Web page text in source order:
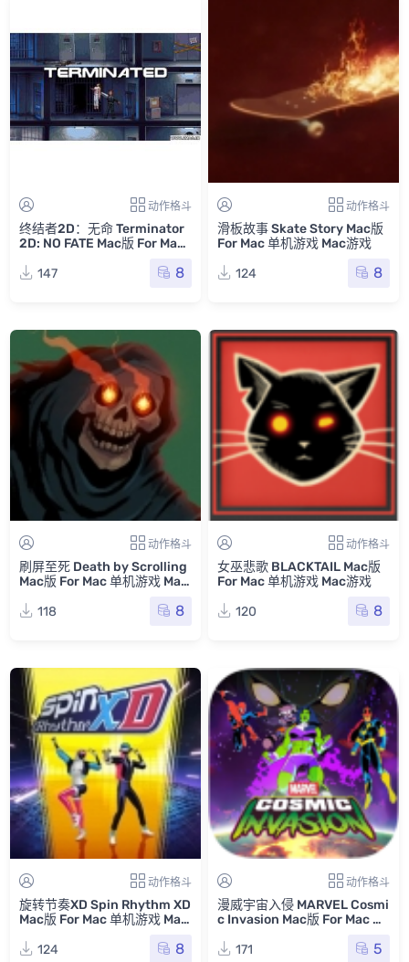
动作格斗
终结者2D：无命 Terminator
2D: NO FATE Mac版 For Mac
147
8
动作格斗
滑板故事 Skate Story Mac版
For Mac 单机游戏 Mac游戏
124
8
动作格斗
刷屏至死 Death by Scrolling
Mac版 For Mac 单机游戏 Mac
118
8
动作格斗
女巫悲歌 BLACKTAIL Mac版
For Mac 单机游戏 Mac游戏
120
8
动作格斗
旋转节奏XD Spin Rhythm XD
Mac版 For Mac 单机游戏 Mac
124
8
动作格斗
漫威宇宙入侵 MARVEL Cosmi
c Invasion Mac版 For Mac 单
171
5